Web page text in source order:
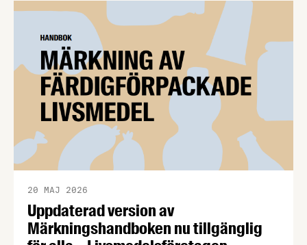
Uppdaterad version av
Märkningshandboken nu tillgänglig
20 MAJ 2026